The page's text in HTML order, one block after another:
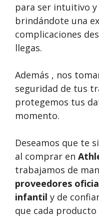
para ser intuitivo y
brindándote una
complicaciones
llegas.
Además , nos
seguridad de tus
protegemos tus
momento.
Deseamos que te
al comprar en
trabajamos de
proveedores
infantil y de
que cada